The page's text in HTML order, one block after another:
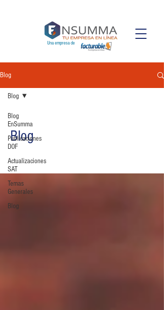
Una empresa de
Blog
Blog
EnSumma
Publicaciones
DOF
Actualizaciones
SAT
Temas
Generales
Blog
Blog
Blog